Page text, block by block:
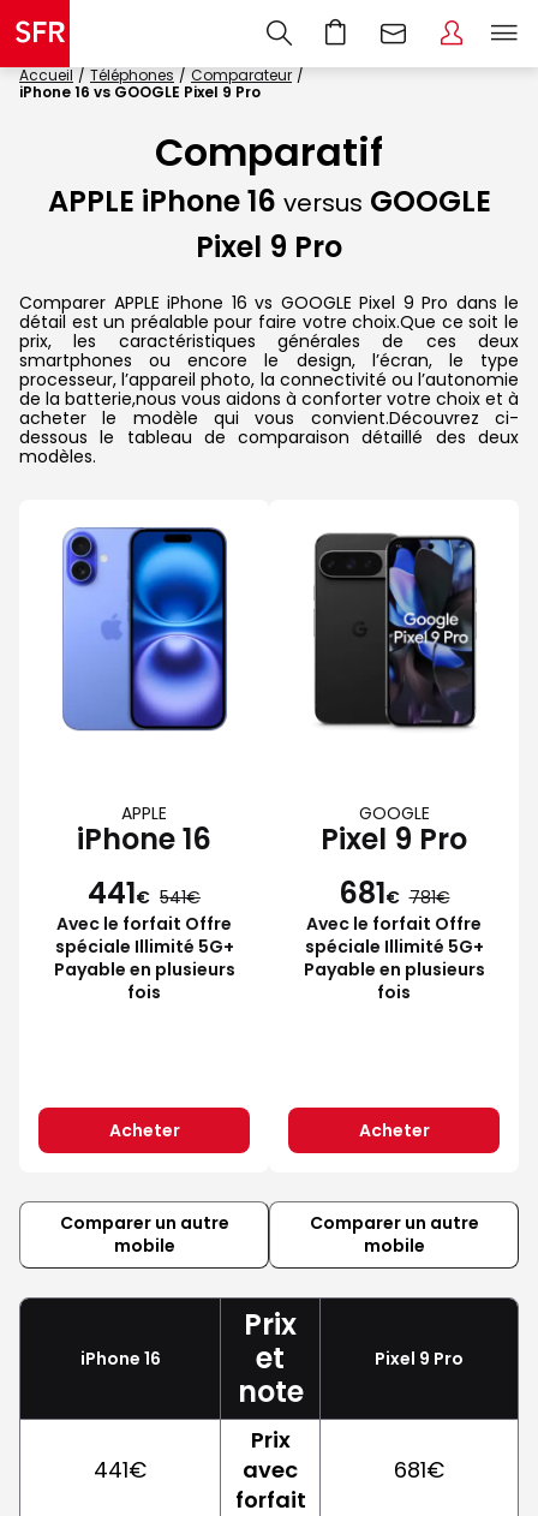
Accueil Téléphones
Comparateur
iPhone 16 vs GOOGLE Pixel 9 Pro
Comparatif
APPLE iPhone 16 versus GOOGLE
Pixel 9 Pro
Comparer APPLE iPhone 16 vs GOOGLE Pixel 9 Pro dans le
détail est un préalable pour faire votre choix.Que ce soit le
prix, les caractéristiques générales de ces deux
smartphones ou encore le design, l’écran, le type
processeur, l’appareil photo, la connectivité ou l’autonomie
de la batterie,nous vous aidons à conforter votre choix et à
acheter le modèle qui vous convient.Découvrez ci-
dessous le tableau de comparaison détaillé des deux
modèles.
APPLE
iPhone 16
441€ 541
Avec le forfait Offre
spéciale Illimité 5G+
Payable en plusieurs
fois
Acheter
GOOGLE
Pixel 9 Pro
681€ 781
Avec le forfait Offre
spéciale Illimité 5G+
Payable en plusieurs
fois
Acheter
Comparer un autre
mobile
Comparer un autre
mobile
iPhone 16
Prix
et
note
Pixel 9 Pro
441€
Prix
avec
forfait
681€